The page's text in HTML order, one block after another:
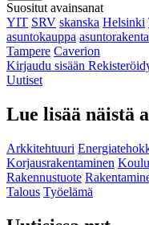
Suositut avainsanat
YIT SRV skanska Helsinki
asuntokauppa
Tampere Caverion
Kirjaudu sisään
Uutiset
Lue lisää näistä
Arkkitehtuuri
Korjausrakentaminen
Rakennustuote
Talous Työelämä